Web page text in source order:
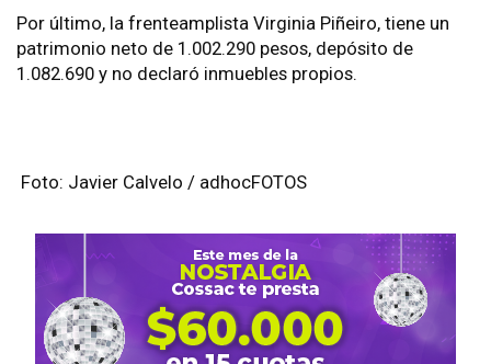
Por último, la frenteamplista Virginia Piñeiro, tiene un
patrimonio neto de 1.002.290 pesos, depósito de
1.082.690 y no declaró inmuebles propios.
Foto: Javier Calvelo / adhocFOTOS